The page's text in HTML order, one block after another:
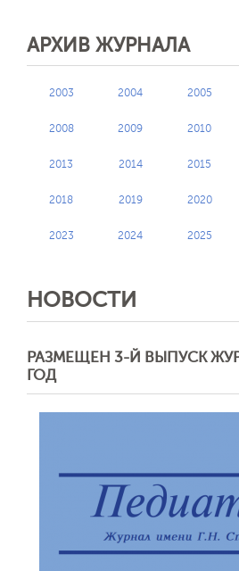
АРХИВ ЖУРНАЛА
2003 2004 2005
2008 2009 2010
2013 2014 2015
2018 2019 2020
2023 2024 2025
НОВОСТИ
РАЗМЕЩЕН 3-Й ВЫПУСК
ГОД